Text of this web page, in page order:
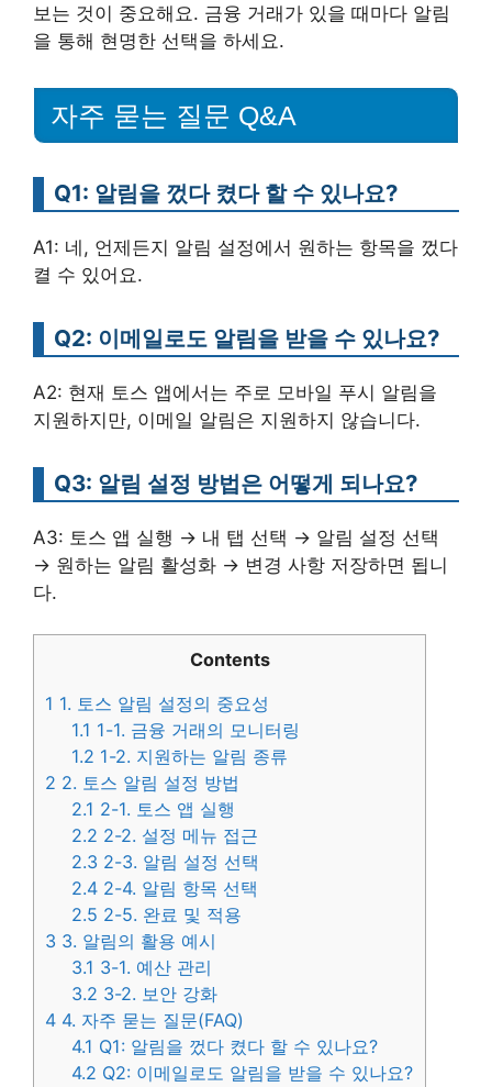
보는 것이 중요해요. 금융 거래가 있을 때마다 알림
을 통해 현명한 선택을 하세요.
자주 묻는 질문 Q&A
Q1: 알림을 껐다 켰다 할 수 있나요?
A1: 네, 언제든지 알림 설정에서 원하는 항목을 껐다
켤 수 있어요.
Q2: 이메일로도 알림을 받을 수 있나요?
A2: 현재 토스 앱에서는 주로 모바일 푸시 알림을
지원하지만, 이메일 알림은 지원하지 않습니다.
Q3: 알림 설정 방법은 어떻게 되나요?
A3: 토스 앱 실행 → 내 탭 선택 → 알림 설정 선택
→ 원하는 알림 활성화 → 변경 사항 저장하면 됩니
다.
Contents
1 1. 토스 알림 설정의 중요성
1.1 1-1. 금융 거래의 모니터링
1.2 1-2. 지원하는 알림 종류
2 2. 토스 알림 설정 방법
2.1 2-1. 토스 앱 실행
2.2 2-2. 설정 메뉴 접근
2.3 2-3. 알림 설정 선택
2.4 2-4. 알림 항목 선택
2.5 2-5. 완료 및 적용
3 3. 알림의 활용 예시
3.1 3-1. 예산 관리
3.2 3-2. 보안 강화
4 4. 자주 묻는 질문(FAQ)
4.1 Q1: 알림을 껐다 켰다 할 수 있나요?
4.2 Q2: 이메일로도 알림을 받을 수 있나요?